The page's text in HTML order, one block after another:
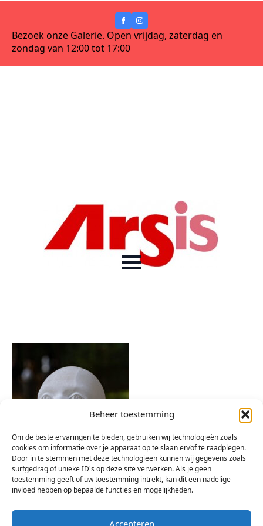
Beheer toestemming
Om de beste ervaringen te bieden, gebruiken wij technologieën zoals
cookies om informatie over je apparaat op te slaan en/of te raadplegen.
Door in te stemmen met deze technologieën kunnen wij gegevens zoals
surfgedrag of unieke ID's op deze site verwerken. Als je geen
toestemming geeft of uw toestemming intrekt, kan dit een nadelige
invloed hebben op bepaalde functies en mogelijkheden.
Accepteren
Bezoek onze Galerie. Open vrijdag, zaterdag en
zondag van 12:00 tot 17:00